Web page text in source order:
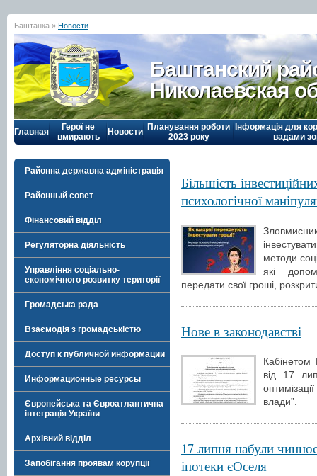
Баштанка » Новости
Баштанский
Николаевская
Главная
Герої не
вмирають
Новости Планування роботи
2023 року
Інформація для
вадами
Районна державна адміністрація
Районный совет
Фінансовий відділ
Регуляторна діяльність
Управління соціально-
економічного розвитку території
Громадська рада
Взаємодія з громадськістю
Доступ к публичной информации
Информационные ресурсы
Європейська та Євроатлантична
інтеграція України
Архівний відділ
Запобігання проявам корупції
Більшість
психологічної
методи
які
передати свої гроші,
Нове в законодавстві
Кабінетом
від 17
влади”.
17 липня набули
іпотеки єОселя